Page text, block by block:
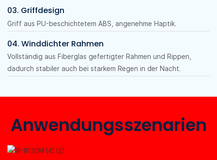
03. Griffdesign
Griff aus PU-beschichtetem ABS, angenehme Haptik.
04. Winddichter Rahmen
Vollständig aus Fiberglas gefertigter Rahmen und Rippen,
dadurch stabiler auch bei starkem Regen in der Nacht.
Anwendungsszenarien